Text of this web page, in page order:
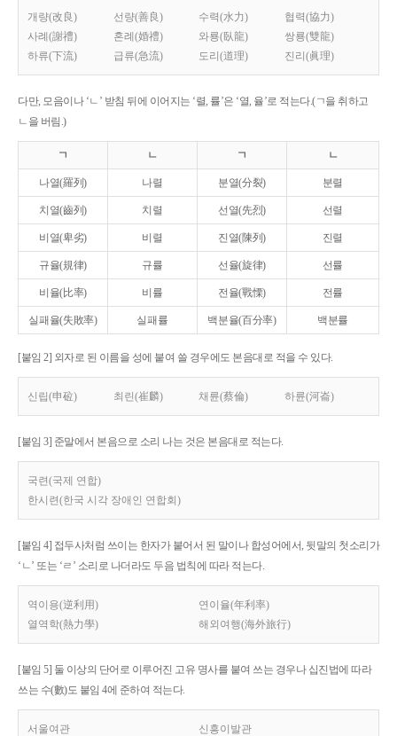
개량(改良) 선량(善良) 수력(水力)
협력(協力)
사례(謝禮)
혼례(婚禮) 와룡(臥龍)
쌍룡(雙龍)
하류(下流)
급류(急流) 도리(道理) 진리(眞理)
다만, 모음이나 ‘ㄴ’ 받침 뒤에 이어지는 ‘렬, 률’은 ‘열, 율’로 적는다.(ㄱ을 취하고
ㄴ을 버림.)
ㄱ ㄴ ㄱ ㄴ
나열(羅列) 나렬 분열(分裂) 분렬
치열(齒列) 치렬 선열(先烈) 선렬
비열(卑劣) 비렬 진열(陳列) 진렬
규율(規律) 규률 선율(旋律) 선률
비율(比率) 비률 전율(戰慄) 전률
실패율(失敗率) 실패률 백분율(百分率) 백분률
[붙임 2] 외자로 된 이름을 성에 붙여 쓸 경우에도 본음대로 적을 수 있다.
신립(申砬) 최린(崔麟) 채륜(蔡倫) 하륜(河崙)
[붙임 3] 준말에서 본음으로 소리 나는 것은 본음대로 적는다.
국련(국제 연합)
한시련(한국 시각 장애인 연합회)
[붙임 4] 접두사처럼 쓰이는 한자가 붙어서 된 말이나 합성어에서, 뒷말의 첫소리가
‘ㄴ’ 또는 ‘ㄹ’ 소리로 나더라도 두음 법칙에 따라 적는다.
역이용(逆利用)
연이율(年利率)
열역학(熱力學)
해외여행(海外旅行)
[붙임 5] 둘 이상의 단어로 이루어진 고유 명사를 붙여 쓰는 경우나 십진법에 따라
쓰는 수(數)도 붙임 4에 준하여 적는다.
서울여관 신흥이발관